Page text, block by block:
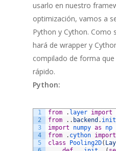
usarlo en nuestro
optimización, vamos a
Python y Cython. Como
hará de wrapper y
compilado de forma
rápido.
Python:
1
2
3
4
5
from . layer import
from
. . backend .
import
numpy as
np
from
. cython import
class
Pooling2D(